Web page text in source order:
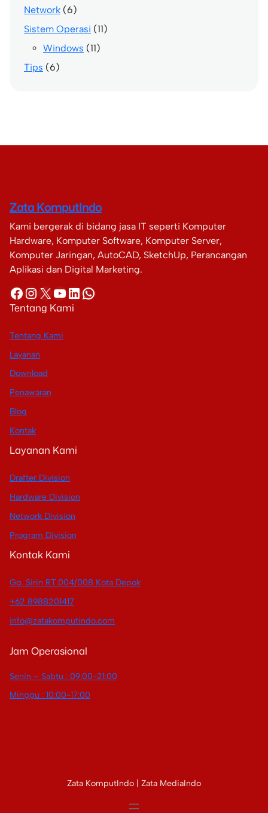
Network (6)
Sistem Operasi (11)
Windows (11)
Tips (6)
Zata KomputIndo
Kami bergerak di bidang jasa IT seperti Komputer
Hardware, Komputer Software, Komputer Server,
Komputer Jaringan, AutoCAD, SketchUp, Perancangan
Aplikasi dan Digital Marketing.
Facebook Instagram X YouTube LinkedIn WhatsApp
Tentang Kami
Tentang Kami
Layanan
Download
Penawaran
Blog
Kontak
Layanan Kami
Drafter Division
Hardware Division
Network Division
Program Division
Kontak Kami
Gg. Sirin RT.004/008 Kota Depok
+62 8988201417
info@zatakomputindo.com
Jam Operasional
Senin – Sabtu : 09:00-21:00
Minggu : 10:00-17:00
Zata KomputIndo | Zata MediaIndo